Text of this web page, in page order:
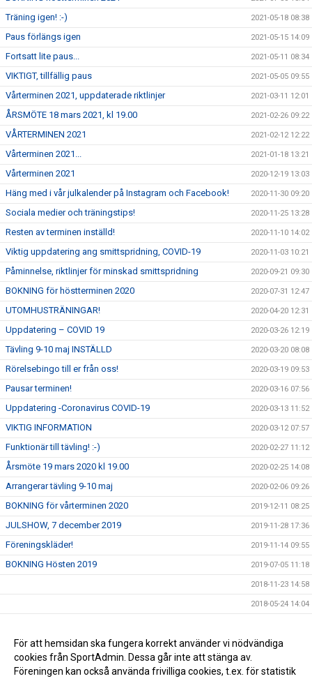
Träning igen! :-) 2021-05-18 08:38
Paus förlängs igen 2021-05-15 14:09
Fortsatt lite paus... 2021-05-11 08:34
VIKTIGT, tillfällig paus 2021-05-05 09:55
Vårterminen 2021, uppdaterade riktlinjer 2021-03-11 12:01
ÅRSMÖTE 18 mars 2021, kl 19.00 2021-02-26 09:22
VÅRTERMINEN 2021 2021-02-12 12:22
Vårterminen 2021... 2021-01-18 13:21
Vårterminen 2021 2020-12-19 13:03
Häng med i vår julkalender på Instagram och Facebook! 2020-11-30 09:20
Sociala medier och träningstips! 2020-11-25 13:28
Resten av terminen inställd! 2020-11-10 14:02
Viktig uppdatering ang smittspridning, COVID-19 2020-11-03 10:21
Påminnelse, riktlinjer för minskad smittspridning 2020-09-21 09:30
BOKNING för höstterminen 2020 2020-07-31 12:47
UTOMHUSTRÄNINGAR! 2020-04-20 12:31
Uppdatering – COVID 19 2020-03-26 12:19
Tävling 9-10 maj INSTÄLLD 2020-03-20 08:08
Rörelsebingo till er från oss! 2020-03-19 09:53
Pausar terminen! 2020-03-16 07:56
Uppdatering -Coronavirus COVID-19 2020-03-13 11:52
VIKTIG INFORMATION 2020-03-12 07:57
Funktionär till tävling! :-) 2020-02-27 11:12
Årsmöte 19 mars 2020 kl 19.00 2020-02-25 14:08
Arrangerar tävling 9-10 maj 2020-02-06 09:26
BOKNING för vårterminen 2020 2019-12-11 08:25
JULSHOW, 7 december 2019 2019-11-28 17:36
Föreningskläder! 2019-11-14 09:55
BOKNING Hösten 2019 2019-07-05 11:18
2018-11-23 14:58
2018-05-24 14:04
2016-12-04 14:10
2014-10-03 23:05
För att hemsidan ska fungera korrekt använder vi nödvändiga
cookies från SportAdmin. Dessa går inte att stänga av.
Föreningen kan också använda frivilliga cookies, t.ex. för statistik